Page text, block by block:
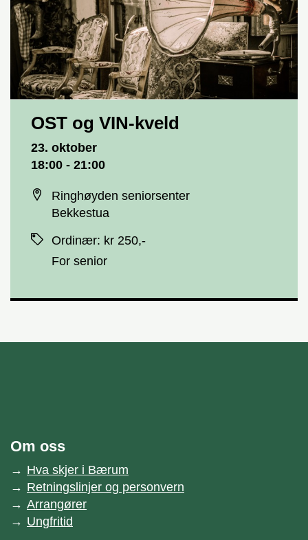
OST og VIN-kveld
23. oktober
18:00 - 21:00
Ringhøyden seniorsenter
Bekkestua
Ordinær: kr 250,-
For senior
Om oss
Hva skjer i Bærum
Retningslinjer og personvern
Arrangører
Ungfritid